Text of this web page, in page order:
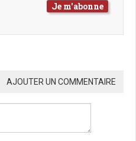
Je m'abonne
AJOUTER UN COMMENTAIRE